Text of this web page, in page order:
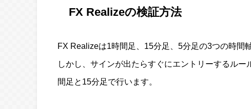
FX Realizeの検証方法
FX Realizeは1時間足、15分足、5分足の3つの時間
しかし、サインが出たらすぐにエントリーするル
間足と15分足で行います。